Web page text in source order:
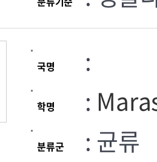
국명 :
학명 :
분류군 : 균류